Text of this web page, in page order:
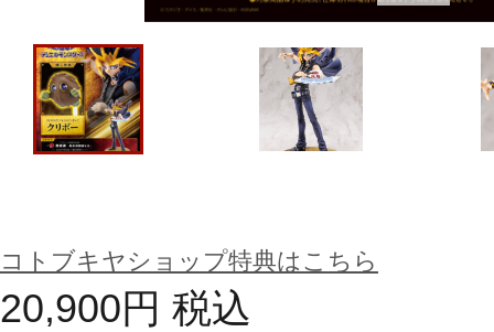
コトブキヤショップ特典はこちら
20,900円 税込